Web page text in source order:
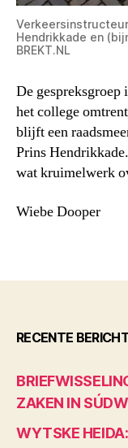
Hendrikkade en
BREKT.NL
De gespreksgroep
het college
blijft een
Prins
wat kruimelwerk
Wiebe Dooper
RECENTE
ZAKEN IN
WYTSKE